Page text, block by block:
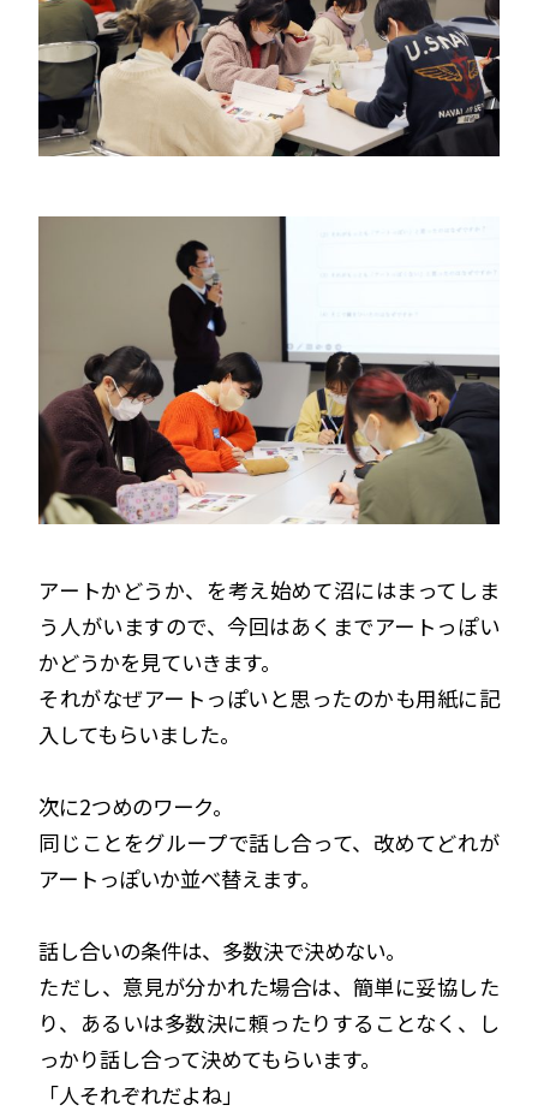
アートかどうか、を考え始めて沼にはまってしま
う人がいますので、今回はあくまでアートっぽい
かどうかを見ていきます。
それがなぜアートっぽいと思ったのかも用紙に記
入してもらいました。
次に2つめのワーク。
同じことをグループで話し合って、改めてどれが
アートっぽいか並べ替えます。
話し合いの条件は、多数決で決めない。
ただし、意見が分かれた場合は、簡単に妥協した
り、あるいは多数決に頼ったりすることなく、し
っかり話し合って決めてもらいます。
「人それぞれだよね」